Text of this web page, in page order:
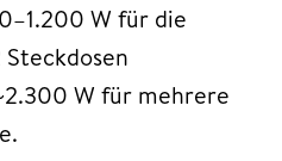
W für die
W für mehrere